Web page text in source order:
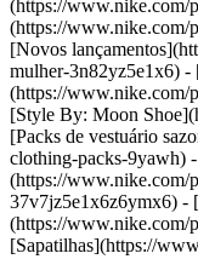
(https://www.nike.com/
(https://www.nike.com/
[Novos
mulher-3n82yz5e1x6) -
(https://www.nike.com/
[Style By: Moon
[Packs de vestuário
clothing-packs-9yawh)
(https://www.nike.com/
37v7jz5e1x6z6ymx6) -
(https://www.nike.com/
[Sapatilhas](https://